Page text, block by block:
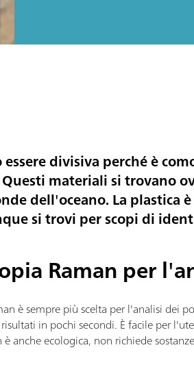
essere divisiva perché è
materiali si trovano
dell'oceano. La plastica
si trovi per scopi di
Raman per
è sempre più scelta per l'analisi dei
in pochi secondi. È facile per
è anche ecologica, non richiede